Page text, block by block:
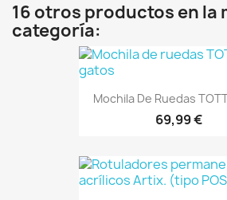
16 otros productos en la
categoría:
Mochila De Ruedas
69,99 €